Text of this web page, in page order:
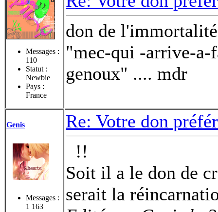
Messages :
110
Statut :
Newbie
Pays :
France
don de
"mec-qui -arrive-a-
genoux" .... mdr
Genis
Messages :
1 163
Re: Votre don
!!
Soit il a le don de
serait la